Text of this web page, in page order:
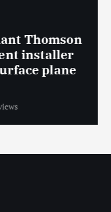
LG
la machine
?